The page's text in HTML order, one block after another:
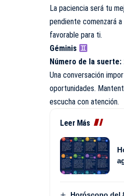
La paciencia será tu
pendiente comenzará
favorable para ti.
Géminis
Número de la suerte:
Una conversación
oportunidades.
escucha con atención.
Leer Más